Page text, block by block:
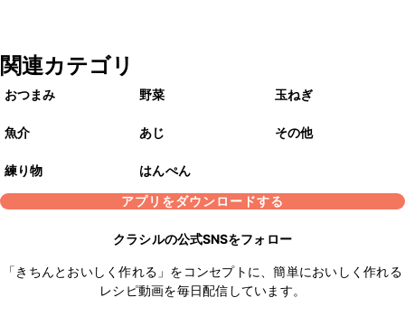
関連カテゴリ
おつまみ 野菜 玉ねぎ
魚介 あじ その他
練り物
はんぺん
アプリをダウンロードする
クラシルの公式SNSをフォロー
「きちんとおいしく作れる」をコンセプトに、簡単においしく作れる
レシピ動画を毎日配信しています。